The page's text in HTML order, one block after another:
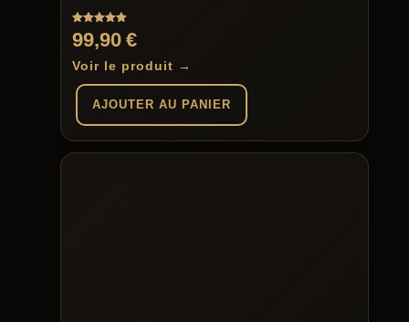
Note
5.00
sur 5
99,90€
Voir le produit →
AJOUTER AU PANIER